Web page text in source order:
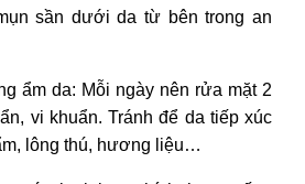
sần dưới datừ bên trong an
ẩm da: Mỗi ngày nên rửa mặt 2
vi khuẩn. Tránh để da tiếp xúc
lông thú, hương liệu…